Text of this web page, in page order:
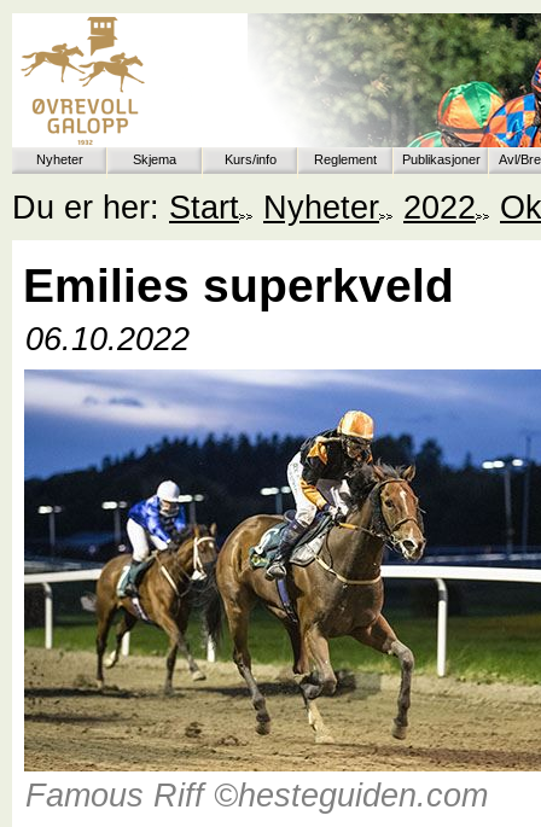
Nyheter Skjema Kurs/info Reglement Publikasjoner Avl/
Du er her: Start Nyheter 2022
Emilies superkveld
06.10.2022
Famous Riff ©hesteguiden.com